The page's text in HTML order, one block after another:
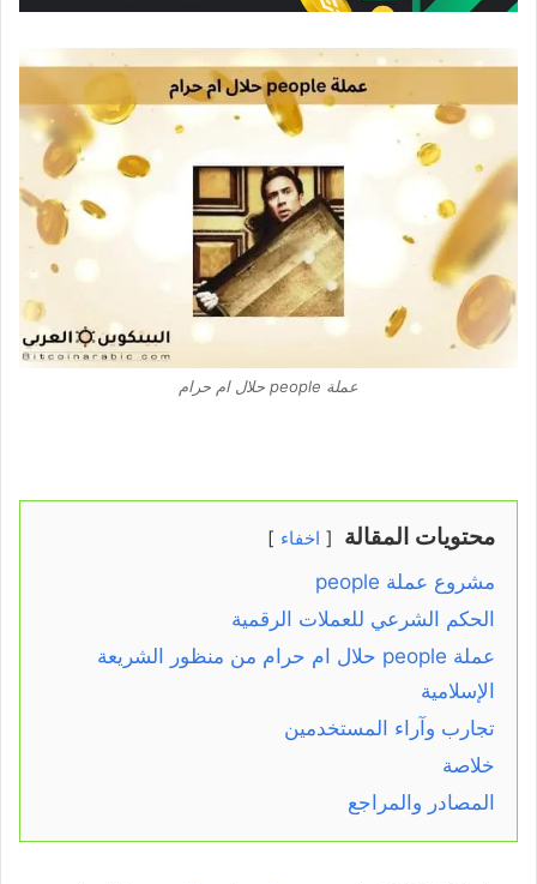
عملة people حلال ام حرام
محتويات المقالة اخفاء
مشروع عملة people
الحكم الشرعي للعملات الرقمية
عملة people حلال ام حرام من منظور الشريعة
الإسلامية
تجارب وآراء المستخدمين
خلاصة
المصادر والمراجع